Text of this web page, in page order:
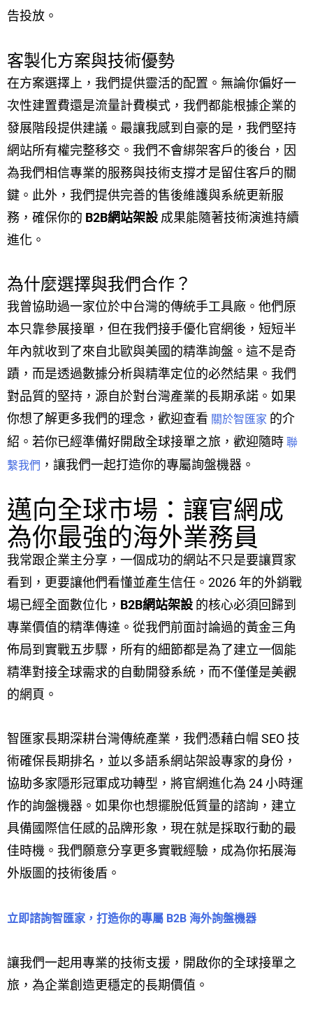
告投放。
客製化方案與技術優勢
在方案選擇上，我們提供靈活的配置。無論你偏好一
次性建置費還是流量計費模式，我們都能根據企業的
發展階段提供建議。最讓我感到自豪的是，我們堅持
網站所有權完整移交。我們不會綁架客戶的後台，因
為我們相信專業的服務與技術支撐才是留住客戶的關
鍵。此外，我們提供完善的售後維護與系統更新服
務，確保你的 B2B網站架設 成果能隨著技術演進持續
進化。
為什麼選擇與我們合作？
我曾協助過一家位於中台灣的傳統手工具廠。他們原
本只靠參展接單，但在我們接手優化官網後，短短半
年內就收到了來自北歐與美國的精準詢盤。這不是奇
蹟，而是透過數據分析與精準定位的必然結果。我們
對品質的堅持，源自於對台灣產業的長期承諾。如果
你想了解更多我們的理念，歡迎查看 關於智匯家 的介
紹。若你已經準備好開啟全球接單之旅，歡迎隨時 聯
繫我們 ，讓我們一起打造你的專屬詢盤機器。
邁向全球市場：讓官網成
為你最強的海外業務員
我常跟企業主分享，一個成功的網站不只是要讓買家
看到，更要讓他們看懂並產生信任。2026 年的外銷戰
場已經全面數位化， B2B網站架設 的核心必須回歸到
專業價值的精準傳達。從我們前面討論過的黃金三角
佈局到實戰五步驟，所有的細節都是為了建立一個能
精準對接全球需求的自動開發系統，而不僅僅是美觀
的網頁。
智匯家長期深耕台灣傳統產業，我們憑藉白帽 SEO 技
術確保長期排名，並以多語系網站架設專家的身份，
協助多家隱形冠軍成功轉型，將官網進化為 24 小時運
作的詢盤機器。如果你也想擺脫低質量的諮詢，建立
具備國際信任感的品牌形象，現在就是採取行動的最
佳時機。我們願意分享更多實戰經驗，成為你拓展海
外版圖的技術後盾。
立即諮詢智匯家，打造你的專屬 B2B 海外詢盤機器
讓我們一起用專業的技術支援，開啟你的全球接單之
旅，為企業創造更穩定的長期價值。